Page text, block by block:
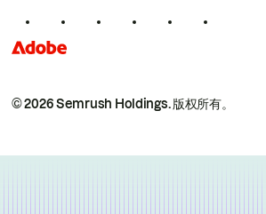
© 2026 Semrush Holdings.版权所有。